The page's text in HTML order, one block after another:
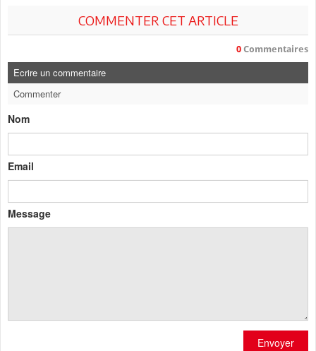
COMMENTER CET ARTICLE
0 Commentaires
Ecrire un commentaire
Commenter
Nom
Email
Message
Envoyer